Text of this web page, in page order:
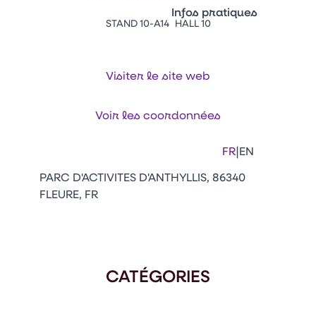
Vitrine Innovations
Emballages
Infos pratiques
Facebook
FR|EN
STAND 10-A14 HALL 10
Visiter le site web
Voir les coordonnées
PARC D'ACTIVITES D'ANTHYLLIS, 86340
FLEURE, FR
CATÉGORIES